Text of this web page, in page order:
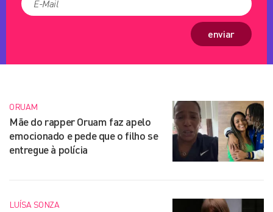
enviar
ORUAM
Mãe do rapper Oruam faz apelo
emocionado e pede que o filho se
entregue à polícia
LUÍSA SONZA